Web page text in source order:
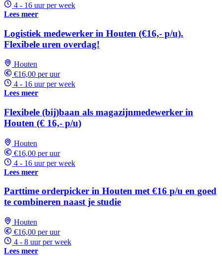
4 - 16 uur per week
Lees meer
Logistiek medewerker in Houten (€16,- p/u).
Flexibele uren overdag!
Houten
€16,00 per uur
4 - 16 uur per week
Lees meer
Flexibele (bij)baan als magazijnmedewerker in
Houten (€ 16,- p/u)
Houten
€16,00 per uur
4 - 16 uur per week
Lees meer
Parttime orderpicker in Houten met €16 p/u en goed
te combineren naast je studie
Houten
€16,00 per uur
4 - 8 uur per week
Lees meer